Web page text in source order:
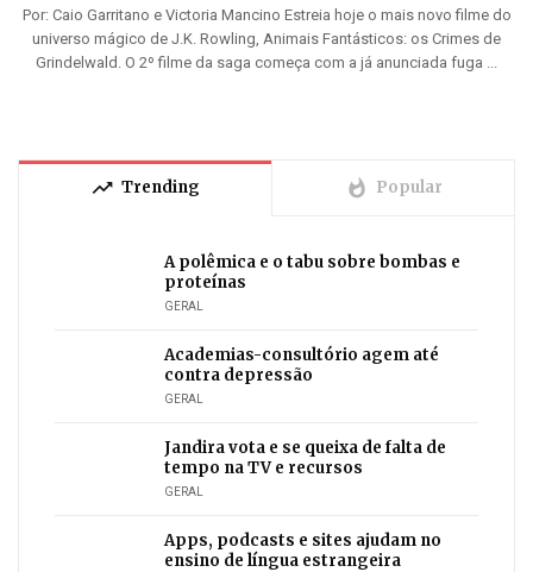
Por: Caio Garritano e Victoria Mancino Estreia hoje o mais novo filme do
universo mágico de J.K. Rowling, Animais Fantásticos: os Crimes de
Grindelwald. O 2º filme da saga começa com a já anunciada fuga ...
trending_up Trending whatshot Popular
A polêmica e o tabu sobre bombas e
proteínas
GERAL
Academias-consultório agem até
contra depressão
GERAL
Jandira vota e se queixa de falta de
tempo na TV e recursos
GERAL
Apps, podcasts e sites ajudam no
ensino de língua estrangeira